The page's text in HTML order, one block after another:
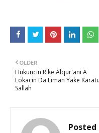
OLDER
Hukuncin Rike Alqur'ani A
Lokacin Da Liman Yake
Sallah
Posted